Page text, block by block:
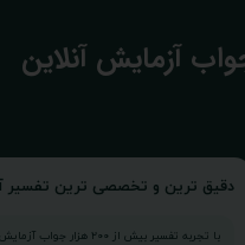
آزمایش آنلاین
دقیق ترین و تخصصی ترین تفسیر
با تجربه تفسیر بیش از ۲۰۰ هزار جواب آزمایش روتین، تخصص، فوق تخصصی، سونوگرافی و...